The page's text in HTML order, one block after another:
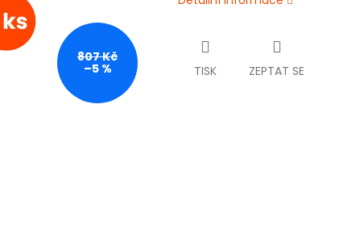
807 Kč
–5 % TISK ZEPTAT SE